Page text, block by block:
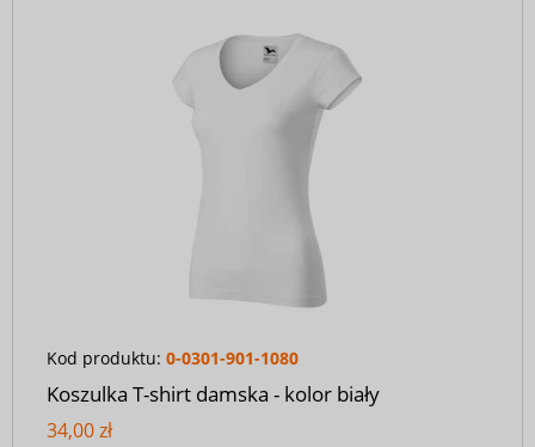
Kod produktu: 0-0301-901-1080
Koszulka T-shirt damska - kolor biały
34,00 zł